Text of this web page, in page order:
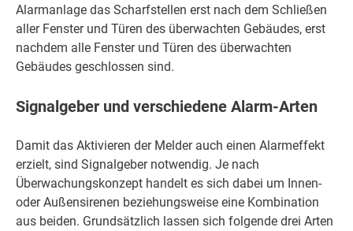
Alarmanlage das Scharfstellen erst nach dem Schließen
aller Fenster und Türen des überwachten Gebäudes, erst
nachdem alle Fenster und Türen des überwachten
Gebäudes geschlossen sind.
Signalgeber und verschiedene Alarm-Arten
Damit das Aktivieren der Melder auch einen Alarmeffekt
erzielt, sind Signalgeber notwendig. Je nach
Überwachungskonzept handelt es sich dabei um Innen-
oder Außensirenen beziehungsweise eine Kombination
aus beiden. Grundsätzlich lassen sich folgende drei Arten